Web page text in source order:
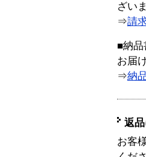
ざい
⇒請
■納品
お届
⇒納
返
お客